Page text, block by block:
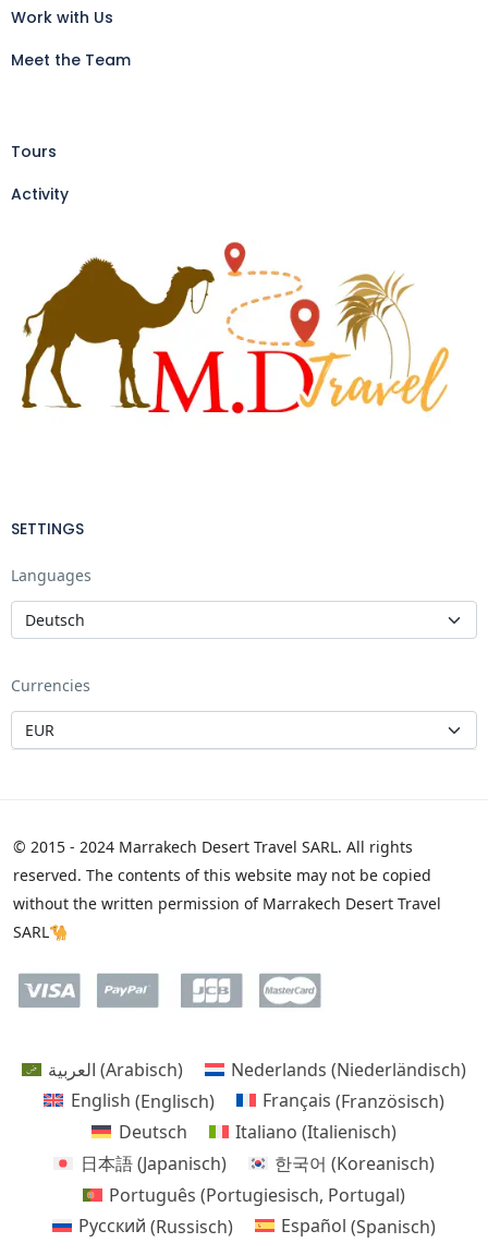
Work with Us
Meet the Team
Tours
Activity
SETTINGS
Languages
Currencies
© 2015 - 2024 Marrakech Desert Travel SARL. All rights
reserved. The contents of this website may not be copied
without the written permission of Marrakech Desert Travel
SARL🐪
العربية (Arabisch) Nederlands (Niederländisch)
English (Englisch) Français (Französisch)
Deutsch
Italiano (Italienisch)
日本語(Japanisch) 한국어 (Koreanisch)
Português (Portugiesisch, Portugal)
Русский (Russisch) Español (Spanisch)